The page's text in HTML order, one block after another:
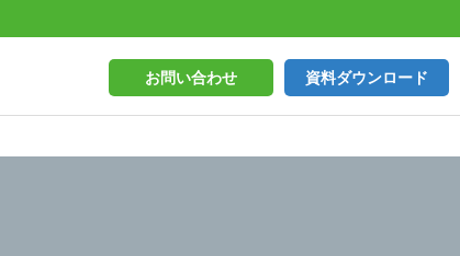
お問い合わせ 資料ダウンロード